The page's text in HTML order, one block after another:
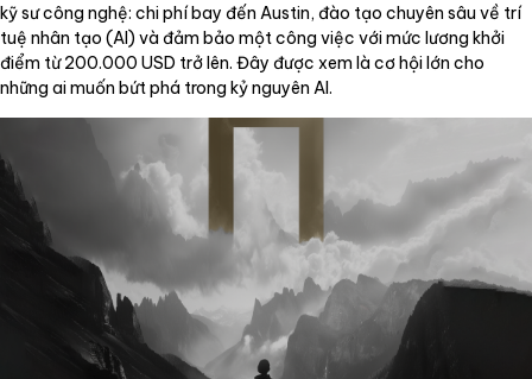
kỹ sư công nghệ: chi phí bay đến Austin, đào tạo chuyên sâu về trí
tuệ nhân tạo (AI) và đảm bảo một công việc với mức lương khởi
điểm từ 200.000 USD trở lên. Đây được xem là cơ hội lớn cho
những ai muốn bứt phá trong kỷ nguyên AI.